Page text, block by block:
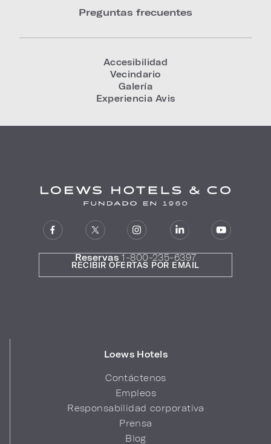
Preguntas frecuentes
Accesibilidad
Vecindario
Galería
Experiencia Avis
Reservas 1-800-235-6397
Loews Hotels
Contáctenos
Empleos
Responsabilidad corporativa
Prensa
Blog
RECIBIR OFERTAS POR EMAIL